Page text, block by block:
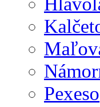
Pexeso